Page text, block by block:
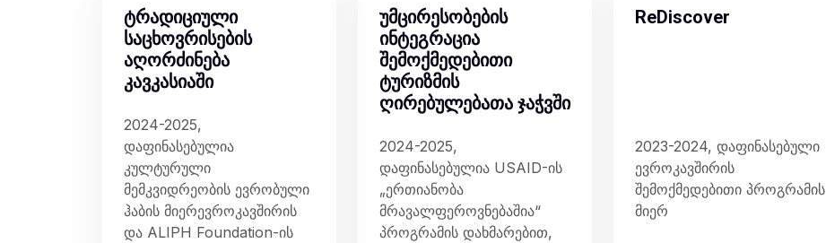
ტრადიციული
საცხოვრისების
აღორძინება
კავკასიაში
2024-2025,
დაფინასებულია
კულტურული
მემკვიდრეობის ევრობული
ჰაბის მიერევროკავშირის
და ALIPH Foundation-ის
უმცირესობების
ინტეგრაცია
შემოქმედებითი
ტურიზმის
ღირებულებათა ჯაჭვში
2024-2025,
დაფინასებულია USAID-ის
„ერთიანობა
მრავალფეროვნებაშია“
პროგრამის დახმარებით,
ReDiscover
2023-2024, დაფინასებული
ევროკავშირის
შემოქმედებითი პროგრამის
მიერ